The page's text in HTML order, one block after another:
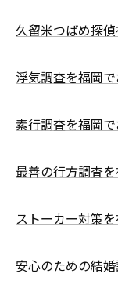
久留米つばめ探
浮気調査を福岡
素行調査を福岡
最善の行方調査
ストーカー対策
安心のための結